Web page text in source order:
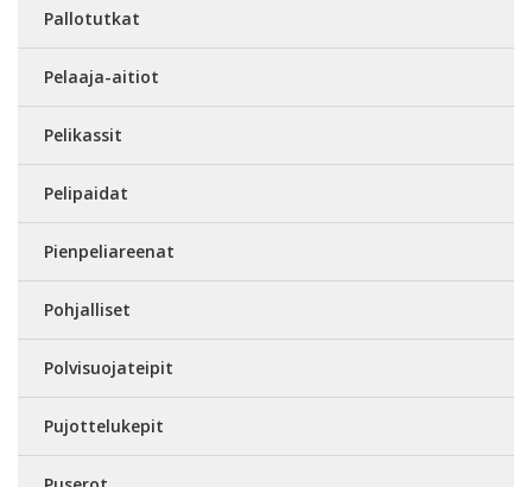
Pallotutkat
Pelaaja-aitiot
Pelikassit
Pelipaidat
Pienpeliareenat
Pohjalliset
Polvisuojateipit
Pujottelukepit